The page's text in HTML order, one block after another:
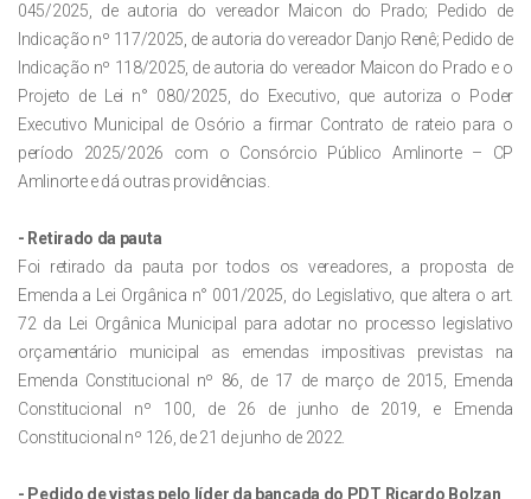
045/2025, de autoria do vereador Maicon do Prado; Pedido de
Indicação nº 117/2025, de autoria do vereador Danjo Renê; Pedido de
Indicação nº 118/2025, de autoria do vereador Maicon do Prado e o
Projeto de Lei n° 080/2025, do Executivo, que autoriza o Poder
Executivo Municipal de Osório a firmar Contrato de rateio para o
período 2025/2026 com o Consórcio Público Amlinorte – CP
Amlinorte e dá outras providências.
- Retirado da pauta
Foi retirado da pauta por todos os vereadores, a proposta de
Emenda a Lei Orgânica n° 001/2025, do Legislativo, que altera o art.
72 da Lei Orgânica Municipal para adotar no processo legislativo
orçamentário municipal as emendas impositivas previstas na
Emenda Constitucional nº 86, de 17 de março de 2015, Emenda
Constitucional nº 100, de 26 de junho de 2019, e Emenda
Constitucional nº 126, de 21 de junho de 2022.
- Pedido de vistas pelo líder da bancada do PDT Ricardo Bolzan